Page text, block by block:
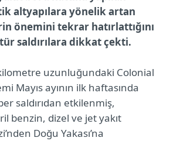
altyapılara yönelik artan
önemini tekrar hatırlattığını
saldırılara dikkat çekti.
uzunluğundaki Colonial
Mayıs ayının ilk haftasında
saldırıdan etkilenmiş,
benzin, dizel ve jet yakıt
Doğu Yakası’na